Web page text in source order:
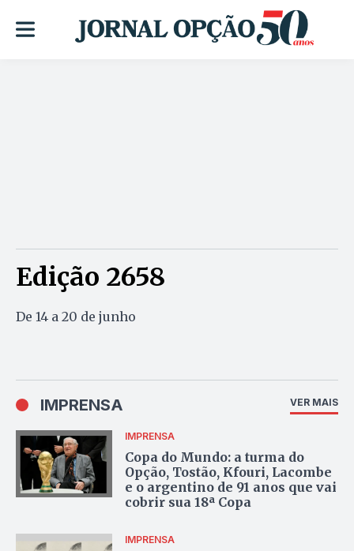
Edição 2658
De 14 a 20 de junho
IMPRENSA VER MAIS
IMPRENSA
Copa do Mundo: a turma do
Opção, Tostão, Kfouri, Lacombe
e o argentino de 91 anos que vai
cobrir sua 18ª Copa
IMPRENSA